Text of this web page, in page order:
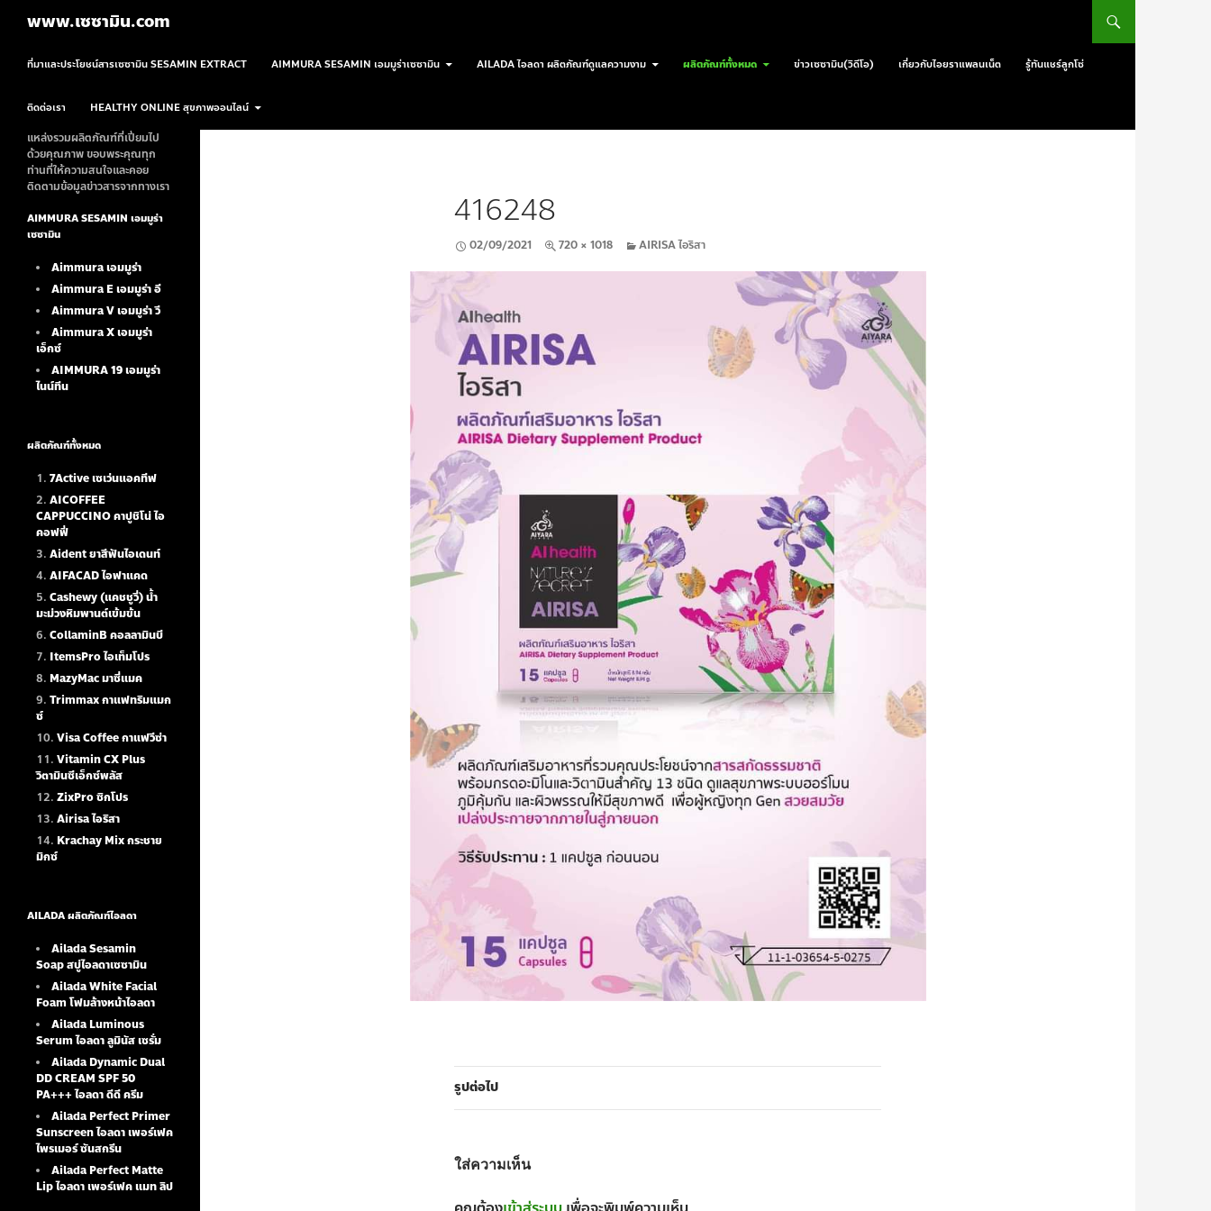
www.เซซามิน.com
ที่มาและประโยชน์สารเซซามิน SESAMIN EXTRACT
AIMMURA SESAMIN เอมมูร่าเซซามิน AILADA ไอลดา ผลิตภัณฑ์ดูแลความงาม ผลิตภัณฑ์ทั้งหมด ข่าวเซซามิน(วิดีโอ) เกี่ยวกับไอยราแพลนเน็ต รู้ทันแชร์ลูกโซ่
ติดต่อเรา HEALTHY ONLINE สุขภาพออนไลน์
416248
02/09/2021 720 × 1018 AIRISA ไอริสา
รูปต่อไป
ใส่ความเห็น
แหล่งรวมผลิตภัณฑ์ที่เปี่ยมไป
ด้วยคุณภาพ ขอบพระคุณทุก
ท่านที่ให้ความสนใจและคอย
ติดตามข้อมูลข่าวสารจากทางเรา
AIMMURA SESAMIN เอมมูร่า
เซซามิน
Aimmura เอมมูร่า
Aimmura E เอมมูร่า อี
Aimmura V เอมมูร่า วี
Aimmura X เอมมูร่า
เอ็กซ์
AIMMURA 19เอมมูร่า
ไนน์ทีน
ผลิตภัณฑ์ทั้งหมด
7Active เซเว่นแอคทีฟ
AICOFFEE
CAPPUCCINO คาปูชิโน่ ไอ
คอฟฟี่
Aident ยาสีฟันไอเดนท์
AIFACAD ไอฟาแคด
Cashewy (แคชชูวี่) น้ำ
มะม่วงหิมพานต์เข้มข้น
CollaminB คอลลามินบี
ItemsPro ไอเท็มโปร
MazyMac มาซี่แมค
Trimmax กาแฟทริมแมก
ซ์
Visa Coffee กาแฟวีซ่า
Vitamin CX Plus
วิตามินซีเอ็กซ์พลัส
ZixPro ซิกโปร
Airisa ไอริสา
Krachay Mix กระชาย
มิกซ์
AILADA ผลิตภัณฑ์ไอลดา
Ailada Sesamin
Soapสบู่ไอลดาเซซามิน
Ailada White Facial
Foamโฟมล้างหน้าไอลดา
Ailada Luminous
Serumไอลดา ลูมินัส เซรั่ม
Ailada Dynamic Dual
DD CREAM SPF 50
PA+++ ไอลดา ดีดี ครีม
Ailada Perfect Primer
Sunscreen ไอลดา เพอร์เฟค
ไพรเมอร์ ซันสกรีน
Ailada Perfect Matte
Lip ไอลดา เพอร์เฟค แมท ลิป